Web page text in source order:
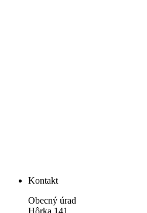
Kontakt
Obecný úrad